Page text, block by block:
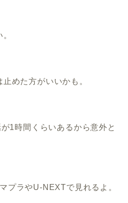
めた方がいいかも。
1時間くらいあるから意外と
プラやU-NEXTで見れるよ。